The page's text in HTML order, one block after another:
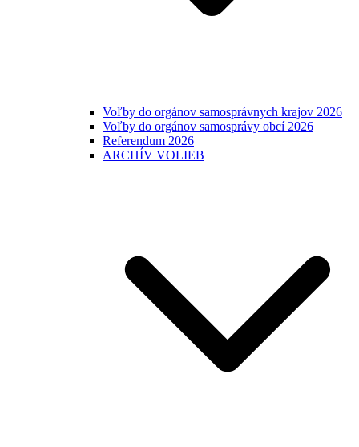
Voľby do orgánov samosprávnych krajov 2026
Voľby do orgánov samosprávy obcí 2026
Referendum 2026
ARCHÍV VOLIEB